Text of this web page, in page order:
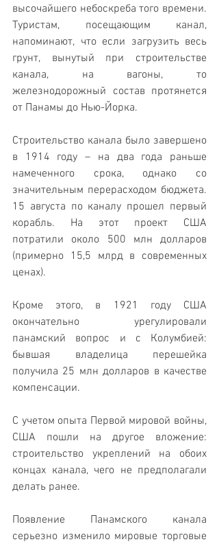
высочайшего небоскреба того времени.
Туристам, посещающим канал,
напоминают, что если загрузить весь
грунт, вынутый при строительстве
канала, на вагоны, то
железнодорожный состав протянется
от Панамы до Нью-Йорка.
Строительство канала было завершено
в 1914 году – на два года раньше
намеченного срока, однако со
значительным перерасходом бюджета.
15 августа по каналу прошел первый
корабль. На этот проект США
потратили около 500 млн долларов
(примерно 15,5 млрд в современных
ценах).
Кроме этого, в 1921 году США
окончательно урегулировали
панамский вопрос и с Колумбией:
бывшая владелица перешейка
получила 25 млн долларов в качестве
компенсации.
C учетом опыта Первой мировой войны,
США пошли на другое вложение:
строительство укреплений на обоих
концах канала, чего не предполагали
делать ранее.
Появление Панамского канала
серьезно изменило мировые торговые